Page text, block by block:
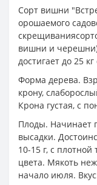
Сорт вишни
орошаемого
вишни и
достигает до 25
Форма дерева.
крону,
Крона густая, с
Плоды. Начинает
высадки.
10-15 г, с
цвета. Мякоть
начало июля.